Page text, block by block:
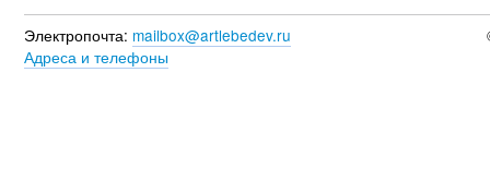
Электропочта: mailbox@artlebedev.ru
Адреса и телефоны